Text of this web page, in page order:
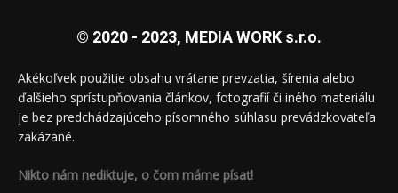
© 2020 - 2023, MEDIA WORK s.r.o.
Akékoľvek použitie obsahu vrátane prevzatia, šírenia alebo
ďalšieho sprístupňovania článkov, fotografií či iného materiálu
je bez predchádzajúceho písomného súhlasu prevádzkovateľa
zakázané.
Nikto nám nediktuje, o čom máme písať!